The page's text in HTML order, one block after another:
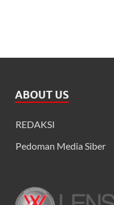
ABOUT US
REDAKSI
Pedoman Media Siber